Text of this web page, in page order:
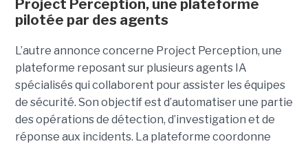
Project Perception, une plateforme
pilotée par des agents
L’autre annonce concerne Project Perception, une
plateforme reposant sur plusieurs agents IA
spécialisés qui collaborent pour assister les équipes
de sécurité. Son objectif est d’automatiser une partie
des opérations de détection, d’investigation et de
réponse aux incidents. La plateforme coordonne